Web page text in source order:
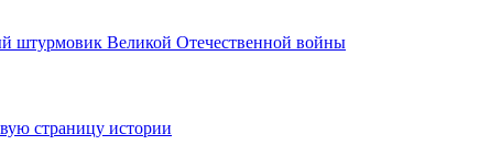
штурмовик Великой Отечественной войны
страницу истории